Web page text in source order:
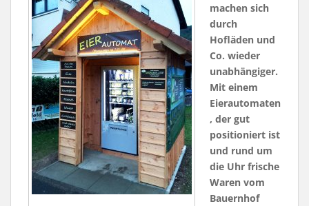
machen sich
durch
Hofläden und
Co. wieder
unabhängiger.
Mit einem
Eierautomaten
, der gut
positioniert ist
und rund um
die Uhr frische
Waren vom
Bauernhof